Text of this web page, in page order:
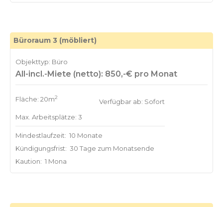
Büroraum 3 (möbliert)
Objekttyp: Büro
All-incl.-Miete (netto): 850,-€ pro Monat
Fläche: 20m2
Max. Arbeitsplätze: 3
Verfügbar ab: Sofort
Mindestlaufzeit: 10 Monate
Kündigungsfrist: 30 Tage zum Monatsende
Kaution: 1 Mona